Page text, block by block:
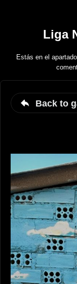
Liga
Estás en el
Back to